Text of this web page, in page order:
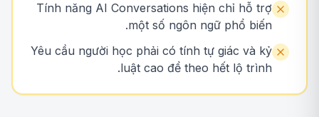
Tính năng AI Conversations hiện chỉ hỗ trợ
một số ngôn ngữ phổ biến.
Yêu cầu người học phải có tính tự giác và kỷ
luật cao để theo hết lộ trình.